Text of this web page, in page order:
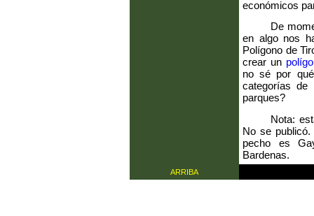
económicos
De
en algo nos
Polígono de
crear un
no sé por
categorías de
parques?
Nota:
No se
pecho es
Bardenas.
ARRIBA